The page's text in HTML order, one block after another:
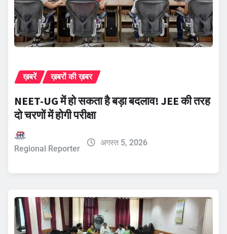
ख़बरें ख़बरों की ख़बर
NEET-UG में हो सकता है बड़ा बदलाव! JEE की तरह
दो चरणों में होगी परीक्षा
Regional Reporter
अगस्त 5, 2026